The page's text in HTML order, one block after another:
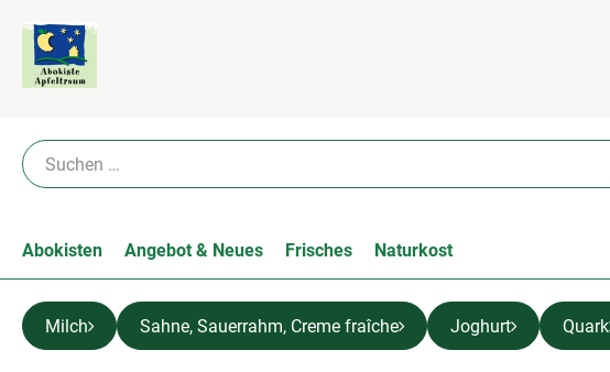
Abokisten Angebot & Neues Frisches Naturkost
Milch Sahne, Sauerrahm, Creme fraîche Joghurt Quark